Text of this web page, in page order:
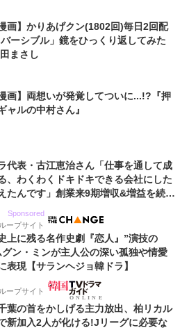
画】かりあげクン(1802回)毎日2回配
ーシブル」鏡をひっくり返してみた
まさし
画】両想いが発覚してついに...!?『押
ャルの中村さん』
代表・古江恵治さん「仕事を通して成
、わくわくドキドキできる会社にした
たんです」創業来9期増収&増益を続け
Sponsored
ープサイト
上に残る名作史劇『恋人』”演技の
グン・ミンが主人公の深い孤独や情愛
表現【サランヘジョ韓ドラ】
ープサイト
葉の首をかしげる主力放出、柏リカル
新加入2人が化ける!Jリーグに必要な